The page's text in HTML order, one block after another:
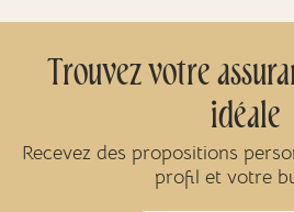
Trouvez votre
idéale
Recevez des propositions
profil et votre